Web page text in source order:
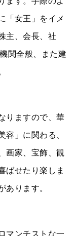
「女王」をイメ
主、会長、社
関全般、また建
りますので、華
容」に関わる、
画家、宝飾、観
ばせたり楽しま
あります。
マンチストな一